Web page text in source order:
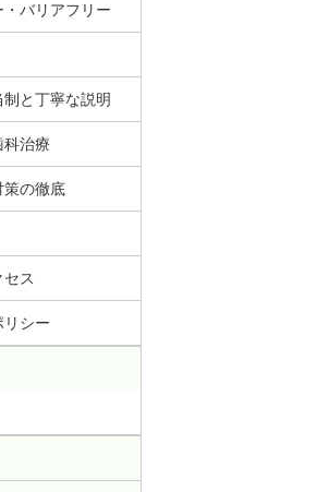
バリアフリー
と丁寧な説明
科治療
策の徹底
ス
リシー